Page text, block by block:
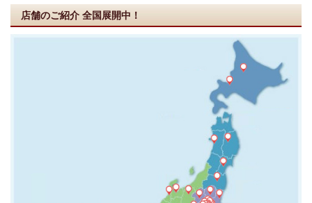
店舗のご紹介 全国展開中！